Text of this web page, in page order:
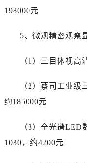
198000元
5、微观精密观察
（1）三目体视高
（2）蔡司工业级
约185000元
（3）全光谱LED
1030，约4200元